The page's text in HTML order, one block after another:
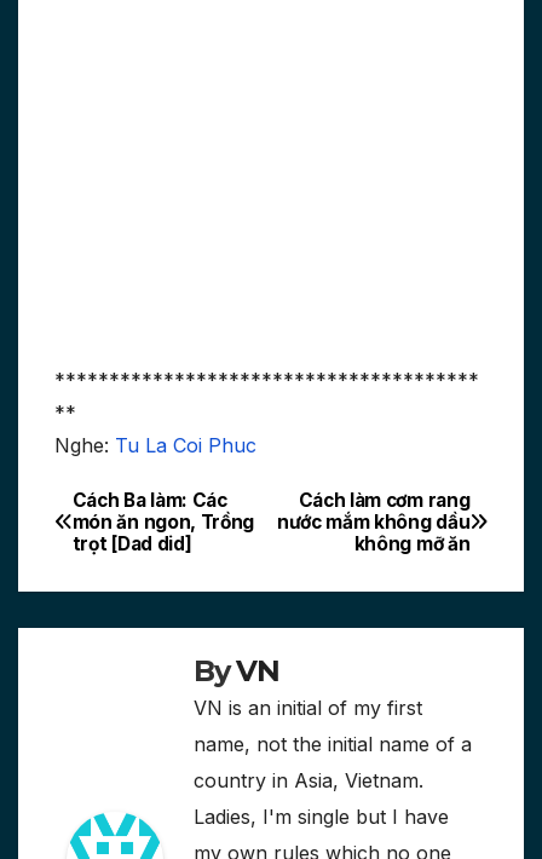
***************************************
**
Nghe: Tu La Coi Phuc
Post
navigation
Cách làm cơm rang
nước mắm không dầu
không mỡ ăn
Cách Ba làm: Các
món ăn ngon, Trồng
trọt [Dad did]
ByVN
VN is an initial of my first
name, not the initial name of a
country in Asia, Vietnam.
Ladies, I'm single but I have
my own rules which no one